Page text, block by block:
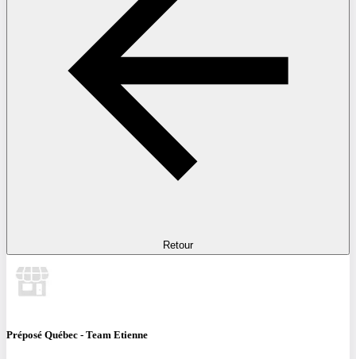
Retour
Préposé Québec - Team Etienne